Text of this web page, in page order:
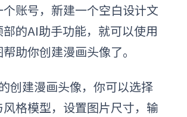
账号，新建一个空白设计文
的AI助手功能，就可以使用
助你创建漫画头像了。
创建漫画头像，你可以选择
格模型，设置图片尺寸，输